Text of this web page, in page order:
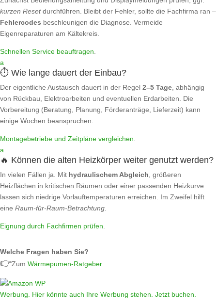
kurzen Resetdurchführen. Bleibt der Fehler, sollte die Fachfirma ran –
Fehlercodes beschleunigen die Diagnose. Vermeide
Eigenreparaturen am Kältekreis.
Schnellen Service beauftragen.
a
⏱️ Wie lange dauert der Einbau?
Der eigentliche Austausch dauert in der Regel 2–5 Tage, abhängig
von Rückbau, Elektroarbeiten und eventuellen Erdarbeiten. Die
Vorbereitung (Beratung, Planung, Förderanträge, Lieferzeit) kann
einige Wochen beanspruchen.
Montagebetriebe und Zeitpläne vergleichen.
a
🔥 Können die alten Heizkörper weiter genutzt werden?
In vielen Fällen ja. Mit hydraulischem Abgleich, größeren
Heizflächen in kritischen Räumen oder einer passenden Heizkurve
lassen sich niedrige Vorlauftemperaturen erreichen. Im Zweifel hilft
eine Raum‑für‑Raum‑Betrachtung.
Eignung durch Fachfirmen prüfen.
Welche Fragen haben Sie?
👉Zum Wärmepumen-Ratgeber
Werbung. Hier könnte auch Ihre Werbung stehen. Jetzt buchen.